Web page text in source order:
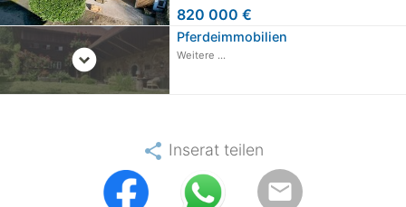
820 000 €
expand_circle_down
Pferdeimmobilien
Weitere ...
share Inserat teilen
email